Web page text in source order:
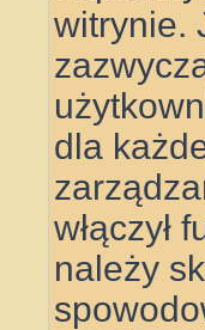
witrynie.
dla
włączył
należy